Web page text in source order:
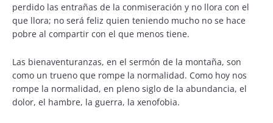
perdido las entrañas de la conmiseración y no llora con el
que llora; no será feliz quien teniendo mucho no se hace
pobre al compartir con el que menos tiene.
Las bienaventuranzas, en el sermón de la montaña, son
como un trueno que rompe la normalidad. Como hoy nos
rompe la normalidad, en pleno siglo de la abundancia, el
dolor, el hambre, la guerra, la xenofobia.